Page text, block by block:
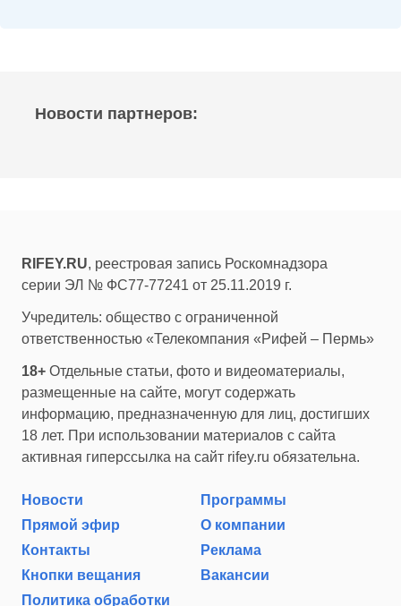
Новости партнеров:
RIFEY.RU, реестровая запись Роскомнадзора
серии ЭЛ № ФС77-77241 от 25.11.2019 г.
Учредитель: общество с ограниченной
ответственностью «Телекомпания «Рифей – Пермь»
18+ Отдельные статьи, фото и видеоматериалы,
размещенные на сайте, могут содержать
информацию, предназначенную для лиц, достигших
18 лет. При использовании материалов с сайта
активная гиперссылка на сайт rifey.ru обязательна.
Новости
Программы
Прямой эфир
О компании
Контакты
Реклама
Кнопки вещания
Вакансии
Политика обработки